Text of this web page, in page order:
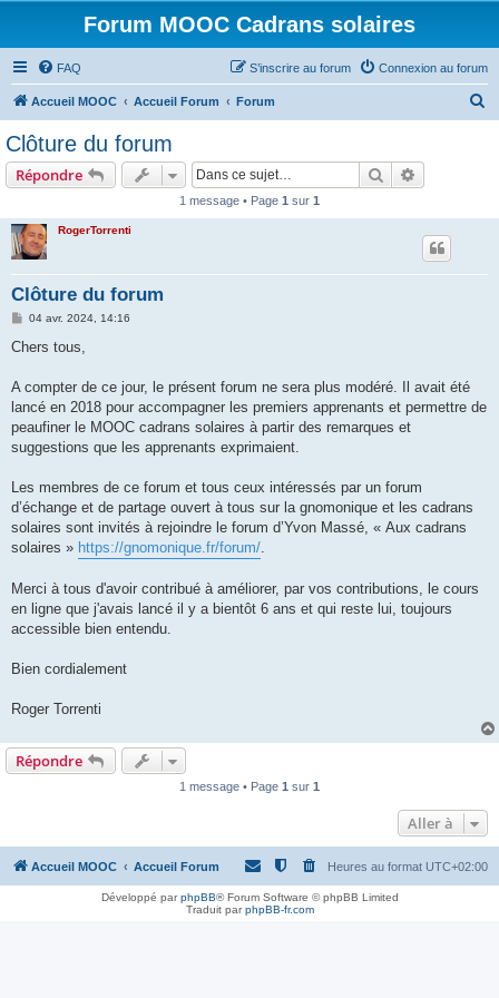
Forum MOOC Cadrans solaires
FAQ Connexion au forum
S’inscrire au forum
Accueil MOOC Accueil Forum Forum
Clôture du forum
Répondre Rechercher
1 message • Page 1 sur 1
RogerTorrenti
Clôture du forum
M
s
g
04 avr. 2024, 14:16
Chers tous,
A compter de ce jour, le présent forum ne sera plus modéré. Il avait été
lancé en 2018 pour accompagner les premiers apprenants et permettre de
peaufiner le MOOC cadrans solaires à partir des remarques et
suggestions que les apprenants exprimaient.
Les membres de ce forum et tous ceux intéressés par un forum
d’échange et de partage ouvert à tous sur la gnomonique et les cadrans
solaires sont invités à rejoindre le forum d’Yvon Massé, « Aux cadrans
solaires » https://gnomonique.fr/forum/.
Merci à tous d'avoir contribué à améliorer, par vos contributions, le cours
en ligne que j'avais lancé il y a bientôt 6 ans et qui reste lui, toujours
accessible bien entendu.
Bien cordialement
Roger Torrenti
Répondre
1 message • Page 1 sur 1
Aller à
Accueil MOOC Accueil Forum Heures au format UTC+02:00
Développé parphpBB® Forum Software © phpBB Limited
Traduit parphpBB-fr.com